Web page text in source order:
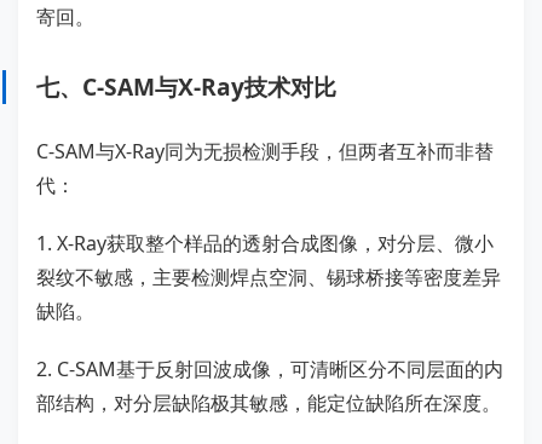
寄回。
七、C-SAM与X-Ray技术对比
C-SAM与X-Ray同为无损检测手段，但两者互补而非替
代：
1. X-Ray获取整个样品的透射合成图像，对分层、微小
裂纹不敏感，主要检测焊点空洞、锡球桥接等密度差异
缺陷。
2. C-SAM基于反射回波成像，可清晰区分不同层面的内
部结构，对分层缺陷极其敏感，能定位缺陷所在深度。